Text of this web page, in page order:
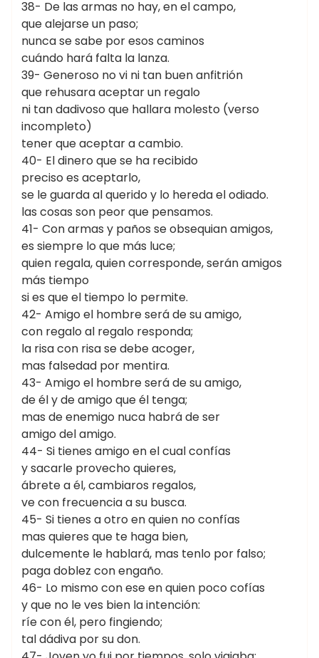
38- De las armas no hay, en el campo,
que alejarse un paso;
nunca se sabe por esos caminos
cuándo hará falta la lanza.
39- Generoso no vi ni tan buen anfitrión
que rehusara aceptar un regalo
ni tan dadivoso que hallara molesto (verso
incompleto)
tener que aceptar a cambio.
40- El dinero que se ha recibido
preciso es aceptarlo,
se le guarda al querido y lo hereda el odiado.
las cosas son peor que pensamos.
41- Con armas y paños se obsequian amigos,
es siempre lo que más luce;
quien regala, quien corresponde, serán amigos
más tiempo
si es que el tiempo lo permite.
42- Amigo el hombre será de su amigo,
con regalo al regalo responda;
la risa con risa se debe acoger,
mas falsedad por mentira.
43- Amigo el hombre será de su amigo,
de él y de amigo que él tenga;
mas de enemigo nuca habrá de ser
amigo del amigo.
44- Si tienes amigo en el cual confías
y sacarle provecho quieres,
ábrete a él, cambiaros regalos,
ve con frecuencia a su busca.
45- Si tienes a otro en quien no confías
mas quieres que te haga bien,
dulcemente le hablará, mas tenlo por falso;
paga doblez con engaño.
46- Lo mismo con ese en quien poco cofías
y que no le ves bien la intención:
ríe con él, pero fingiendo;
tal dádiva por su don.